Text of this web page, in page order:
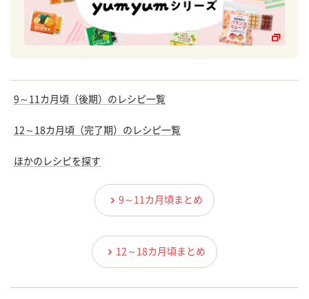
9～11カ月頃（後期）のレシピ一覧
12～18カ月頃（完了期）のレシピ一覧
ほかのレシピを探す
9～11カ月頃まとめ
12～18カ月頃まとめ